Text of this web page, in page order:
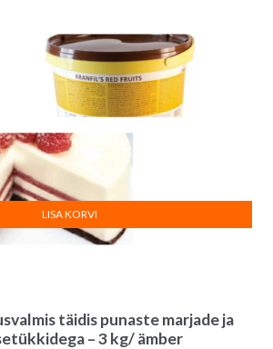
täidis punaste marjade ja
– 3 kg/ ämber
LISA KORVI